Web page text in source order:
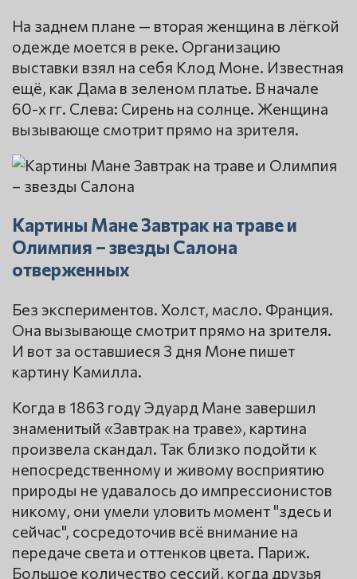
На заднем плане — вторая женщина в лёгкой
одежде моется в реке. Организацию
выставки взял на себя Клод Моне. Известная
ещё, как Дама в зеленом платье. В начале
60-х гг. Слева: Сирень на солнце. Женщина
вызывающе смотрит прямо на зрителя.
Картины Мане Завтрак на траве и
Олимпия – звезды Салона
отверженных
Без экспериментов. Холст, масло. Франция.
Она вызывающе смотрит прямо на зрителя.
И вот за оставшиеся 3 дня Моне пишет
картину Камилла.
Когда в 1863 году Эдуард Мане завершил
знаменитый «Завтрак на траве», картина
произвела скандал. Так близко подойти к
непосредственному и живому восприятию
природы не удавалось до импрессионистов
никому, они умели уловить момент "здесь и
сейчас", сосредоточив всё внимание на
передаче света и оттенков цвета. Париж.
Большое количество сессий, когда друзья